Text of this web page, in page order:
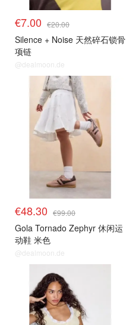
€7.00 €20.00
Silence + Noise 天然碎石锁骨
项链
@dealmoon.de
€48.30 €99.00
Gola Tornado Zephyr 休闲运
动鞋 米色
@dealmoon.de